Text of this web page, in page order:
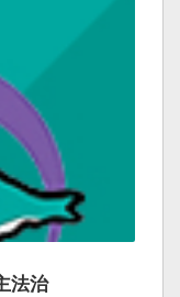
法治